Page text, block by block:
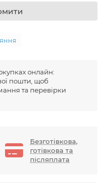
онлайн:
пошти, щоб
та перевірки
Безготівкова,
готівкова та
післяплата